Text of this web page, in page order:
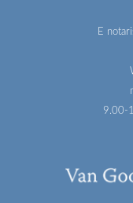
E
9.00-